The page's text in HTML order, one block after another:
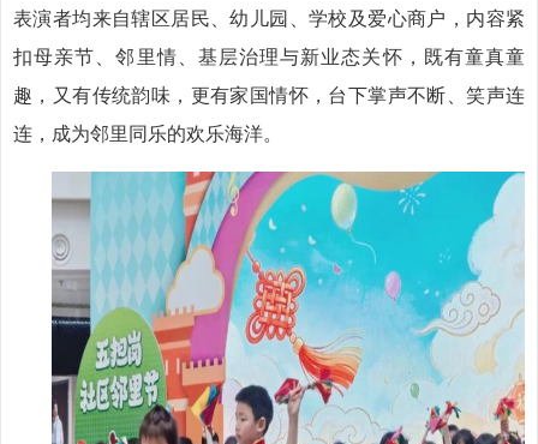
表演者均来自辖区居民、幼儿园、学校及爱心商户，内容紧
扣母亲节、邻里情、基层治理与新业态关怀，既有童真童
趣，又有传统韵味，更有家国情怀，台下掌声不断、笑声连
连，成为邻里同乐的欢乐海洋。